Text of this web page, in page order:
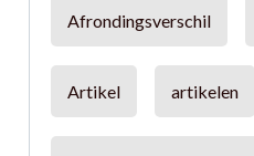
Afrondingsverschil
Artikel artikelen